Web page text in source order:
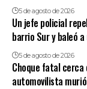
5 de agosto de 2026
Un jefe policial
barrio Sur y baleó
5 de agosto de 2026
Choque fatal cerca
automovilista